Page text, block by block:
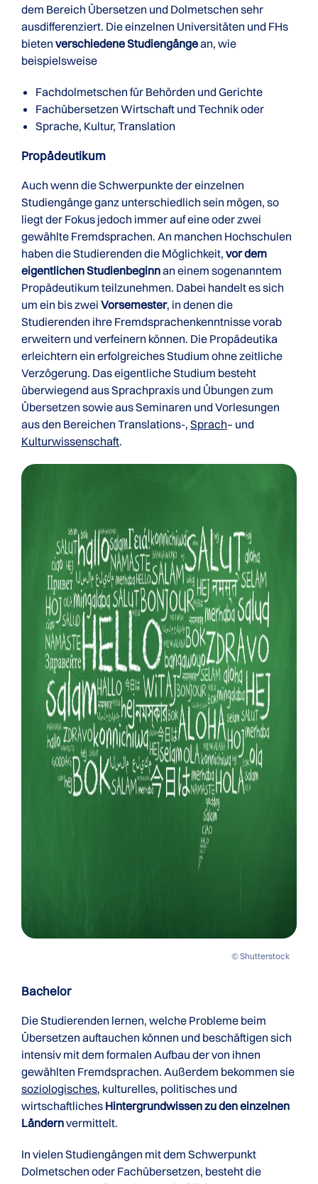
dem Bereich Übersetzen und Dolmetschen sehr
ausdifferenziert. Die einzelnen Universitäten und FHs
bieten verschiedene Studiengängean, wie
beispielsweise
Fachdolmetschen für Behörden und Gerichte
Fachübersetzen Wirtschaft und Technik oder
Sprache, Kultur, Translation
Propädeutikum
Auch wenn die Schwerpunkte der einzelnen
Studiengänge ganz unterschiedlich sein mögen, so
liegt der Fokus jedoch immer auf eine oder zwei
gewählte Fremdsprachen. An manchen Hochschulen
haben die Studierenden die Möglichkeit, vor dem
eigentlichen Studienbeginnan einem sogenanntem
Propädeutikum teilzunehmen. Dabei handelt es sich
um ein bis zwei Vorsemester, in denen die
Studierenden ihre Fremdsprachenkenntnisse vorab
erweitern und verfeinern können. Die Propädeutika
erleichtern ein erfolgreiches Studium ohne zeitliche
Verzögerung. Das eigentliche Studium besteht
überwiegend aus Sprachpraxis und Übungen zum
Übersetzen sowie aus Seminaren und Vorlesungen
aus den Bereichen Translations-, Sprach– und
Kulturwissenschaft.
© Shutterstock
Bachelor
Die Studierenden lernen, welche Probleme beim
Übersetzen auftauchen können und beschäftigen sich
intensiv mit dem formalen Aufbau der von ihnen
gewählten Fremdsprachen. Außerdem bekommen sie
soziologisches, kulturelles, politisches und
wirtschaftliches Hintergrundwissen zu den einzelnen
Ländernvermittelt.
In vielen Studiengängen mit dem Schwerpunkt
Dolmetschen oder Fachübersetzen, besteht die